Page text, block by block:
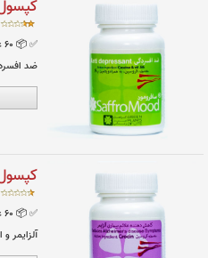
نــا مــوجــود
کپسول سافرودیت
اختلالات جنسی بانوان